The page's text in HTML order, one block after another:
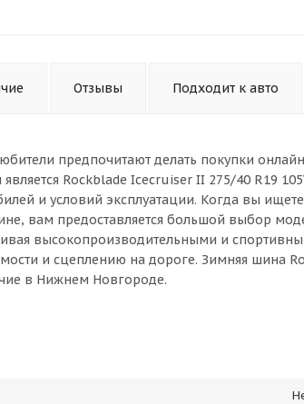
Отзывы Подходит к авто
предпочитают делать покупки
Rockblade Icecruiser II 275/40 R19
и условий эксплуатации. Когда вы
вам предоставляется большой выбор
высокопроизводительными и
и сцеплению на дороге. Зимняя шина
в Нижнем Новгороде.